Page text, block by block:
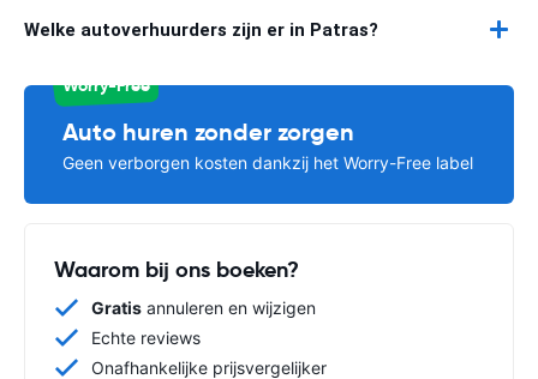
Welke autoverhuurders zijn er in Patras?
Worry-Free
Auto huren zonder zorgen
Geen verborgen kosten dankzij het Worry-Free label
Waarom bij ons boeken?
Gratis annuleren en wijzigen
Echte reviews
Onafhankelijke prijsvergelijker